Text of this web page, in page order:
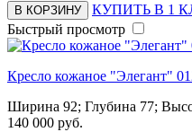
В КОРЗИНУ
КУПИТЬ В 1
Быстрый просмотр
Кресло кожаное "Элегант"
Ширина 92; Глубина 77;
140 000 руб.